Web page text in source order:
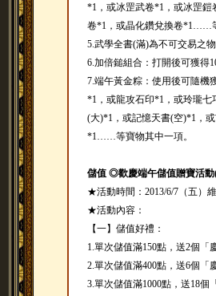
*1，或冰罡武卷*1，或冰罡
卷*1，或晶化鑽兌換卷*1……
5.武學全書(滿)為不可交易之
6.加倍鎚組合：打開後可獲得
7.端午黃金粽：使用後可隨機
*1，或龍攻石印*1，或玲瓏
(大)*1，或記憶天書(空)*1，
*1……等寶物其中一項。
儲值 ◎歡慶端午儲值贈寶活動
★活動時間：2013/6/7（五）
★活動內容：
【一】儲值好禮：
1.單次儲值滿150點，送2個「
2.單次儲值滿400點，送6個「
3.單次儲值滿1000點，送18個